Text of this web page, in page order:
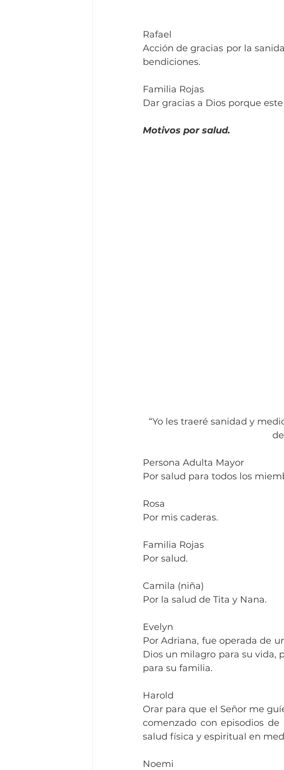
Rafael
Acción de gracias por la
bendiciones.
Familia Rojas
Dar gracias a Dios porque
Motivos por salud.
“Yo les traeré sanidad y
Persona Adulta Mayor
Por salud para todos los
Rosa
Por mis caderas.
Familia Rojas
Por salud.
Camila (niña)
Por la salud de Tita y Nana.
Evelyn
Por Adriana, fue operada de
Dios un milagro para su vida,
para su familia.
Harold
Orar para que el Señor me
comenzado con episodios
salud física y espiritual en
Noemi